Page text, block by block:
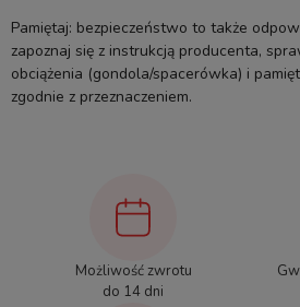
Pamiętaj: bezpieczeństwo to także
zapoznaj się z instrukcją producenta,
obciążenia (gondola/spacerówka) i
zgodnie z przeznaczeniem.
Możliwość zwrotu
do 14 dni